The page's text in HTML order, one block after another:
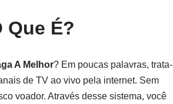
Que É?
A Melhor? Em poucas palavras, trata-
de TV ao vivo pela internet. Sem
voador. Através desse sistema, você